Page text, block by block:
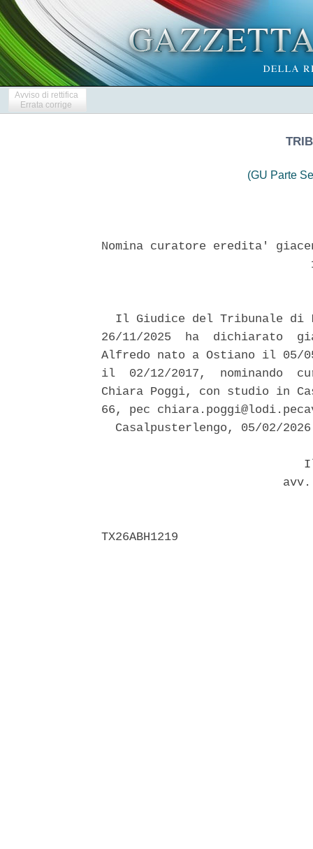
Avviso di rettifica
Errata corrige
(GU Parte
Nomina curatore eredita'
Il Giudice del Tribunale di
26/11/2025  ha  dichiarato
Alfredo nato a Ostiano il 05/
il  02/12/2017,  nominando
Chiara Poggi, con studio in
66, pec
Casalpusterlengo, 05/02/